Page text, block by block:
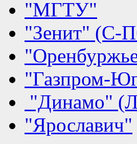
"МГТУ"
"Зенит" (С-
"Газпром-
"Динамо"
"Ярославич"